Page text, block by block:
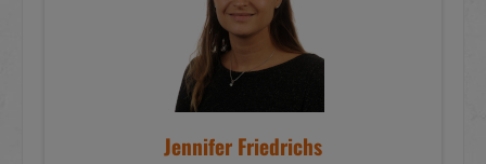
Jennifer Friedrichs